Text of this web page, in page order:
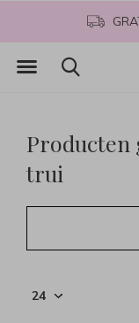
Producten
trui